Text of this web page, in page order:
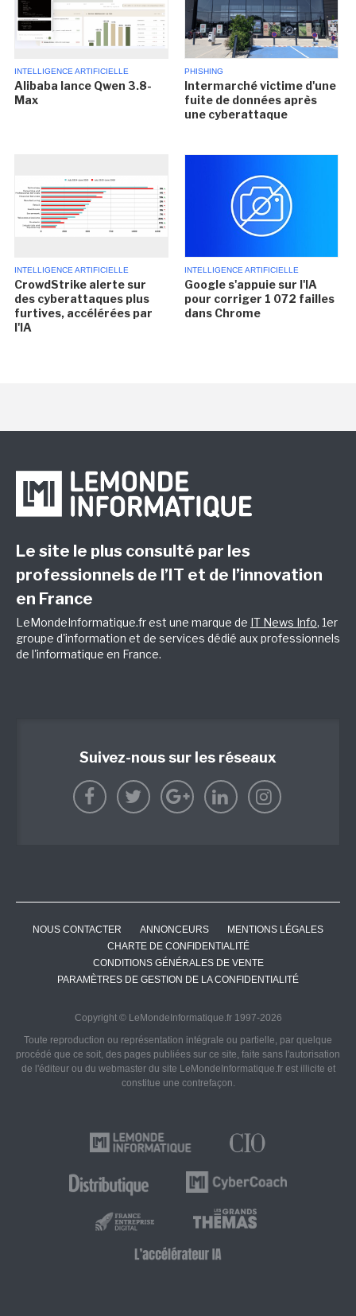
INTELLIGENCE ARTIFICIELLE
Alibaba lance Qwen 3.8-
Max
PHISHING
Intermarché victime d'une
fuite de données après
une cyberattaque
INTELLIGENCE ARTIFICIELLE
CrowdStrike alerte sur
des cyberattaques plus
furtives, accélérées par
l'IA
INTELLIGENCE ARTIFICIELLE
Google s'appuie sur l'IA
pour corriger 1 072 failles
dans Chrome
Le site le plus consulté par les
professionnels de l’IT et de l’innovation
en France
LeMondeInformatique.fr est une marque de IT News Info, 1er
groupe d'information et de services dédié aux professionnels
de l'informatique en France.
Suivez-nous sur les réseaux
NOUS CONTACTER ANNONCEURS
MENTIONS LÉGALES
CHARTE DE CONFIDENTIALITÉ
CONDITIONS GÉNÉRALES DE VENTE
PARAMÈTRES DE GESTION DE LA CONFIDENTIALITÉ
Copyright © LeMondeInformatique.fr 1997-2026
Toute reproduction ou représentation intégrale ou partielle, par quelque
procédé que ce soit, des pages publiées sur ce site, faite sans l'autorisation
de l'éditeur ou du webmaster du site LeMondeInformatique.fr est illicite et
constitue une contrefaçon.